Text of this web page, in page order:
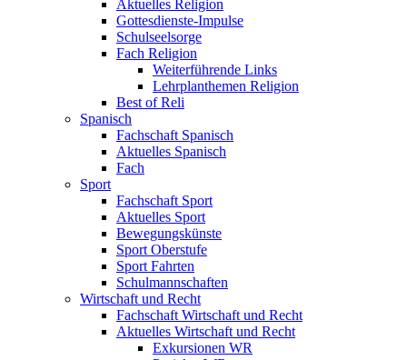
Aktuelles Religion
Gottesdienste-Impulse
Schulseelsorge
Fach Religion
Weiterführende Links
Lehrplanthemen Religion
Best of Reli
Spanisch
Fachschaft Spanisch
Aktuelles Spanisch
Fach
Sport
Fachschaft Sport
Aktuelles Sport
Bewegungskünste
Sport Oberstufe
Sport Fahrten
Schulmannschaften
Wirtschaft und Recht
Fachschaft Wirtschaft und Recht
Aktuelles Wirtschaft und Recht
Exkursionen WR